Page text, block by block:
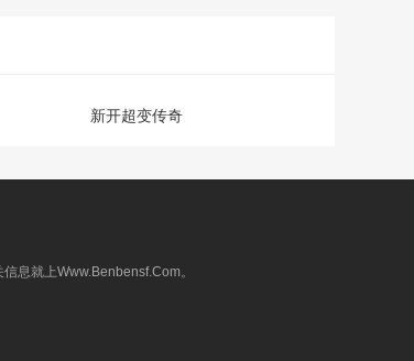
新开超变传奇
息就上Www.Benbensf.Com。